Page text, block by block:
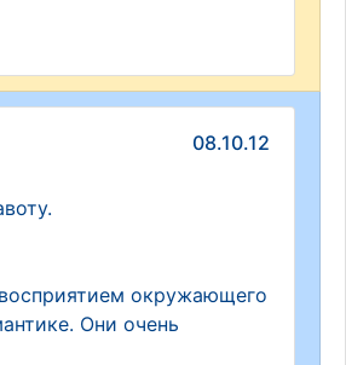
08.10.12
окружающего
Они очень